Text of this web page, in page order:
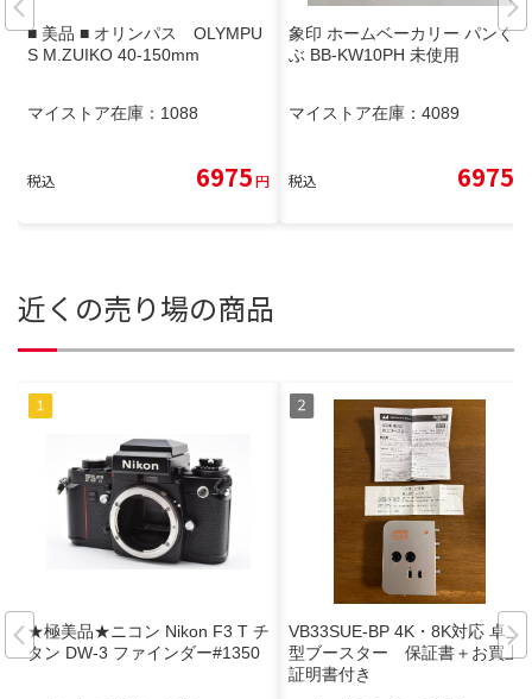
■ 美品 ■ オリンパス OLYMPU
S M.ZUIKO 40-150mm
マイストア在庫： 1088
税込 6975円
象印 ホームベーカリー パンくら
ぶ BB-KW10PH 未使用
マイストア在庫： 4089
税込 6975
近くの売り場の商品
★極美品★ニコン Nikon F3 T チ
タン DW-3 ファインダー#1350
VB33SUE-BP 4K・8K対応 卓上
型ブースター 保証書＋お買上
証明書付き